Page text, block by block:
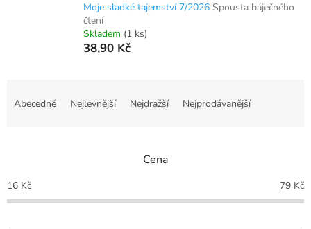
Moje sladké tajemství 7/2026 Spousta báječného
čtení
Skladem (1 ks)
38,90 Kč
p
r
o
Abecedně Nejlevnější Nejdražší Nejprodávanější
Cena
16 Kč 79 Kč